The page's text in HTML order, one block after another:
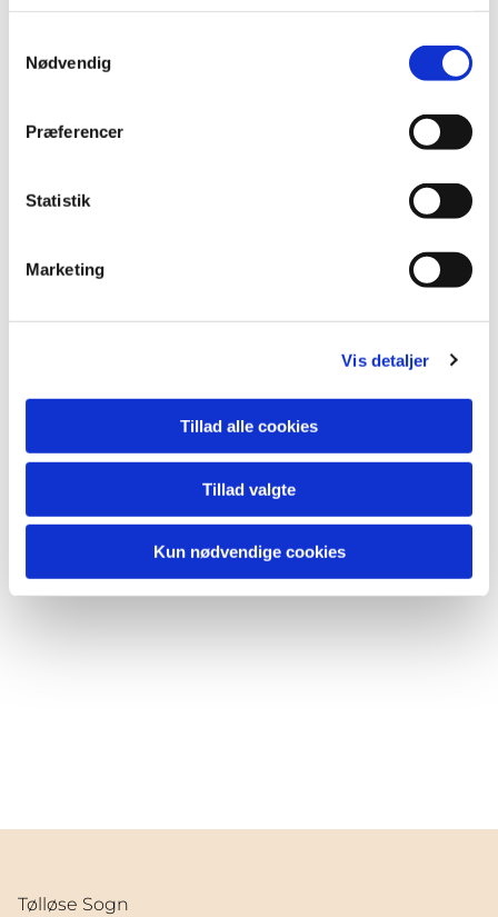
Nødvendig
Præferencer
Statistik
Marketing
Vis detaljer
Tillad alle cookies
Tillad valgte
Kun nødvendige cookies
Du vil måske også kunne
Tølløse Sogn